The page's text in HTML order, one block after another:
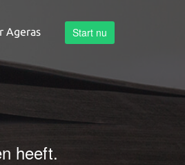
heeft.
Ageras Start nu